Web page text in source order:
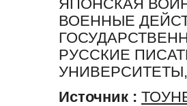
ЯПОНСКАЯ
ВОЕННЫЕ
РУССКИЕ
Источник :